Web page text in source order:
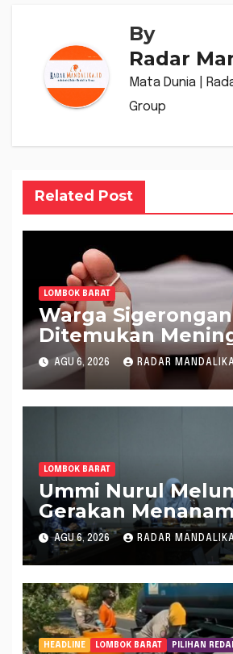
By
Radar
Mata Dunia |
Group
Related Post
LOMBOK BARAT
Warga Sigerongan
Ditemukan
Setrum Ikan di
AGU 6, 2026 RADAR
LOMBOK BARAT
Ummi Nurul
Gerakan
Tangani Inflasi
AGU 6, 2026 RADAR
HEADLINE LOMBOK BARAT PILIHAN